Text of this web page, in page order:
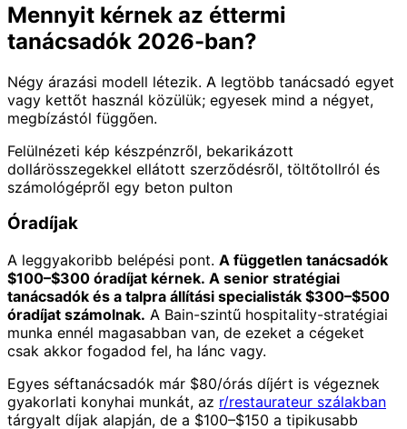
Mennyit kérnek az éttermi
tanácsadók 2026-ban?
Négy árazási modell létezik. A legtöbb tanácsadó egyet
vagy kettőt használ közülük; egyesek mind a négyet,
megbízástól függően.
Felülnézeti kép készpénzről, bekarikázott
dollárösszegekkel ellátott szerződésről, töltőtollról és
számológépről egy beton pulton
Óradíjak
A leggyakoribb belépési pont. A független tanácsadók
$100–$300 óradíjat kérnek. A senior stratégiai
tanácsadók és a talpra állítási specialisták $300–$500
óradíjat számolnak. A Bain-szintű hospitality-stratégiai
munka ennél magasabban van, de ezeket a cégeket
csak akkor fogadod fel, ha lánc vagy.
Egyes séftanácsadók már $80/órás díjért is végeznek
gyakorlati konyhai munkát, az r/restaurateur szálakban
tárgyalt díjak alapján, de a $100–$150 a tipikusabb